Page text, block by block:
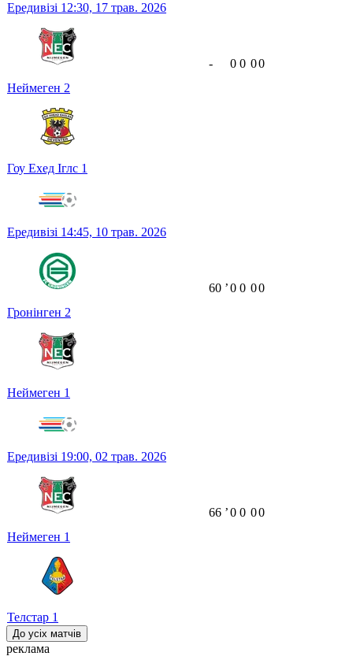
Ередивізі 12:30, 17 трав. 2026
Неймеген 2
Гоу Ехед Іглс 1
- 0 0 00
Ередивізі 14:45, 10 трав. 2026
Гронінген 2
Неймеген 1
60 ʼ0 0 00
Ередивізі 19:00, 02 трав. 2026
Неймеген 1
Телстар 1
66 ʼ0 0 00
До усіх матчів
реклама